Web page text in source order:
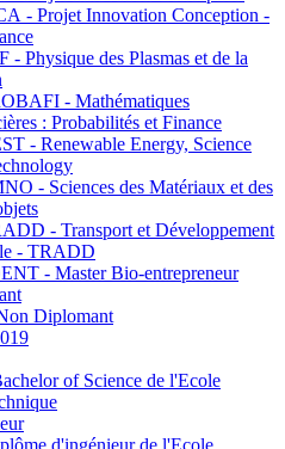
- Projet Innovation Conception -
- Physique des Plasmas et de la
- Mathématiques
: Probabilités et Finance
- Renewable Energy, Science
- Sciences des Matériaux et des
- Transport et Développement
- TRADD
- Master Bio-entrepreneur
Diplomant
of Science de l'Ecole
d'ingénieur de l'Ecole